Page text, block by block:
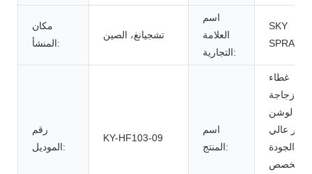
مكان
المنشأ:
تشجيانغ، الصين
اسم
العلامة
التجارية:
SKY
رقم
الموديل:
KY-HF103-09
اسم
المنتج:
غطاء
زجاجة
لوشن
صغير عالي
الجودة
مخصص